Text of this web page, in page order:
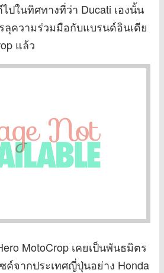
ปในทิศทางที่ว่า Ducati เองนั้น
ลุความร่วมมือกับแบรนด์อินเดีย
แล้ว
MotoCrop เคยเป็นพันธมิตร
ค์จากประเทศญี่ปุ่นอย่าง Honda